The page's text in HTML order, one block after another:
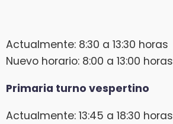
Actualmente: 8:30 a 13:30 horas
Nuevo horario: 8:00 a 13:00 horas
Primaria turno vespertino
Actualmente: 13:45 a 18:30 horas